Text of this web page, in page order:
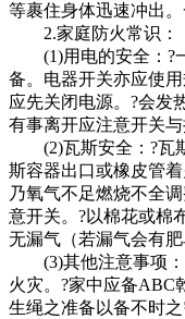
等裹住身体迅速冲出
2.家庭防火常识：
(1)用电的安全：?
备。电器开关亦应使
应先关闭电源。?会发
有事离开应注意开关与
(2)瓦斯安全：?瓦斯
斯容器出口或橡皮管
乃氧气不足燃烧不全
意开关。?以棉花或棉
无漏气（若漏气会有肥
(3)其他注意事项：
火灾。?家中应备ABC
生绳之准备以备不时